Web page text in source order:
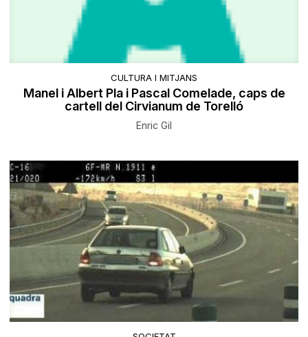
CULTURA I MITJANS
Manel i Albert Pla i Pascal Comelade, caps de
cartell del Cirvianum de Torelló
Enric Gil